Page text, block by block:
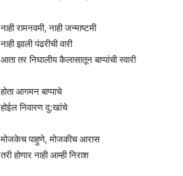
नाही रामनवमी, नाही जन्माष्टमी
नाही झाली पंढरीची वारी
आता तर निघालीय कैलासातून बाप्पांची स्वारी
होता आगमन बाप्पाचे
होईल निवारण दु:खांचे
मोजकेच पाहुणे, मोजकीच आरास
तरी होणार नाही आम्ही निराश